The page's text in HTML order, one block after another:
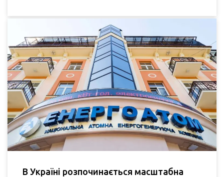
В Україні розпочинається масштабна